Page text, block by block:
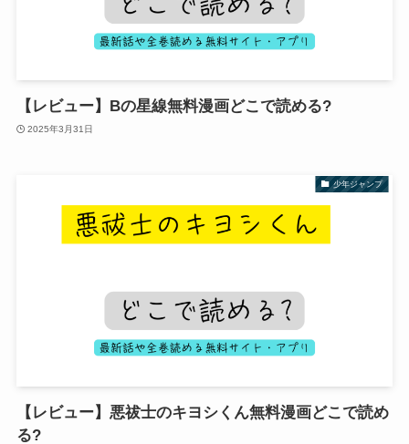
【レビュー】Bの星線無料漫画どこで読める?
2025年3月31日
少年ジャンプ
【レビュー】悪祓士のキヨシくん無料漫画どこで読め
る?